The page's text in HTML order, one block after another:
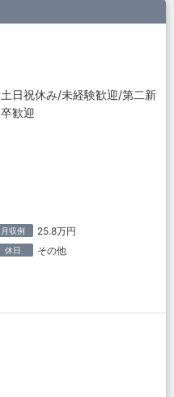
土日祝休み/未経験歓迎/第二新
卒歓迎
月収例 25.8万円
休日 その他